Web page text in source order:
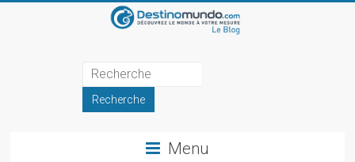
DestinoMundo
Menu